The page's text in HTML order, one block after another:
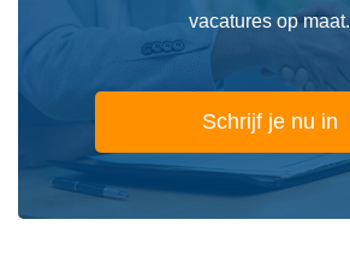
vacatures op maat.
Schrijf je nu in